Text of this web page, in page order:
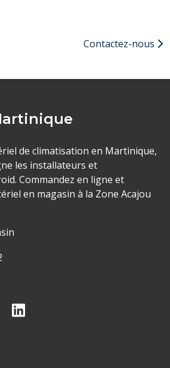
Contactez-nous
de climatisation en Martinique,
les installateurs et
Commandez en ligne et
en magasin à la Zone Acajou